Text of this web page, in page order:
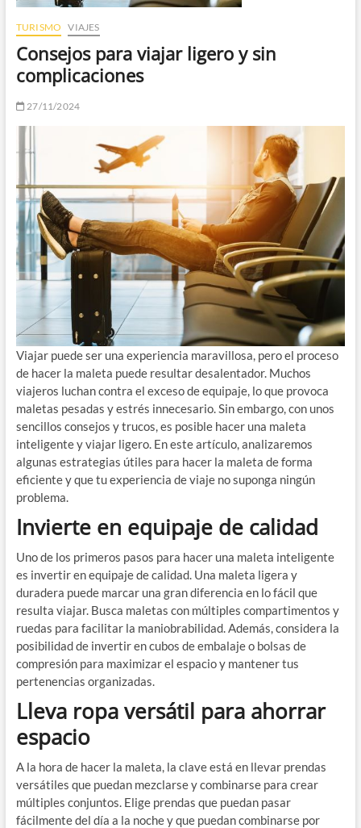
TURISMO VIAJES
Consejos para viajar ligero y sin
complicaciones
27/11/2024
Viajar puede ser una experiencia maravillosa, pero el proceso
de hacer la maleta puede resultar desalentador. Muchos
viajeros luchan contra el exceso de equipaje, lo que provoca
maletas pesadas y estrés innecesario. Sin embargo, con unos
sencillos consejos y trucos, es posible hacer una maleta
inteligente y viajar ligero. En este artículo, analizaremos
algunas estrategias útiles para hacer la maleta de forma
eficiente y que tu experiencia de viaje no suponga ningún
problema.
Invierte en equipaje de calidad
Uno de los primeros pasos para hacer una maleta inteligente
es invertir en equipaje de calidad. Una maleta ligera y
duradera puede marcar una gran diferencia en lo fácil que
resulta viajar. Busca maletas con múltiples compartimentos y
ruedas para facilitar la maniobrabilidad. Además, considera la
posibilidad de invertir en cubos de embalaje o bolsas de
compresión para maximizar el espacio y mantener tus
pertenencias organizadas.
Lleva ropa versátil para ahorrar
espacio
A la hora de hacer la maleta, la clave está en llevar prendas
versátiles que puedan mezclarse y combinarse para crear
múltiples conjuntos. Elige prendas que puedan pasar
fácilmente del día a la noche y que puedan combinarse por